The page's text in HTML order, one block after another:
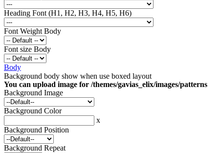
Heading Font (H1, H2, H3, H4, H5, H6)
Font Weight Body
Font size Body
Body
Background body show when use boxed layout
You can upload image for /themes/gavias_elix/images/patterns
Background Image
Background Color
x
Background Position
Background Repeat